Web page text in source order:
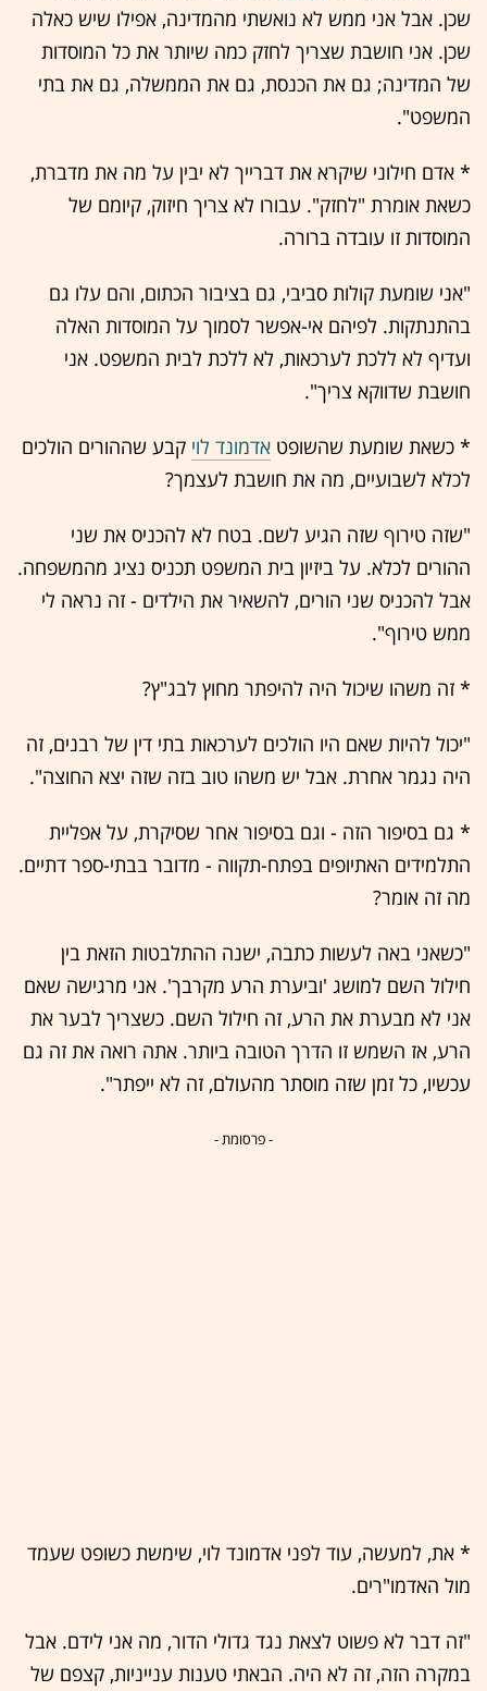
שכן. אבל אני ממש לא נואשתי מהמדינה, אפילו שיש כאלה
שכן. אני חושבת שצריך לחזק כמה שיותר את כל המוסדות
של המדינה; גם את הכנסת, גם את הממשלה, גם את בתי
המשפט".
* אדם חילוני שיקרא את דברייך לא יבין על מה את מדברת,
כשאת אומרת "לחזק". עבורו לא צריך חיזוק, קיומם של
המוסדות זו עובדה ברורה.
"אני שומעת קולות סביבי, גם בציבור הכתום, והם עלו גם
בהתנתקות. לפיהם אי-אפשר לסמוך על המוסדות האלה
ועדיף לא ללכת לערכאות, לא ללכת לבית המשפט. אני
חושבת שדווקא צריך".
* כשאת שומעת שהשופט אדמונד לוי קבע שההורים הולכים
לכלא לשבועיים, מה את חושבת לעצמך?
"שזה טירוף שזה הגיע לשם. בטח לא להכניס את שני
ההורים לכלא. על ביזיון בית המשפט תכניס נציג מהמשפחה.
אבל להכניס שני הורים, להשאיר את הילדים - זה נראה לי
ממש טירוף".
* זה משהו שיכול היה להיפתר מחוץ לבג"ץ?
"יכול להיות שאם היו הולכים לערכאות בתי דין של רבנים, זה
היה נגמר אחרת. אבל יש משהו טוב בזה שזה יצא החוצה".
* גם בסיפור הזה - וגם בסיפור אחר שסיקרת, על אפליית
התלמידים האתיופים בפתח-תקווה - מדובר בבתי-ספר דתיים.
מה זה אומר?
"כשאני באה לעשות כתבה, ישנה ההתלבטות הזאת בין
חילול השם למושג 'וביערת הרע מקרבך'. אני מרגישה שאם
אני לא מבערת את הרע, זה חילול השם. כשצריך לבער את
הרע, אז השמש זו הדרך הטובה ביותר. אתה רואה את זה גם
עכשיו, כל זמן שזה מוסתר מהעולם, זה לא ייפתר".
- פרסומת -
* את, למעשה, עוד לפני אדמונד לוי, שימשת כשופט שעמד
מול האדמו"רים.
"זה דבר לא פשוט לצאת נגד גדולי הדור, מה אני לידם. אבל
במקרה הזה, זה לא היה. הבאתי טענות ענייניות, קצפם של